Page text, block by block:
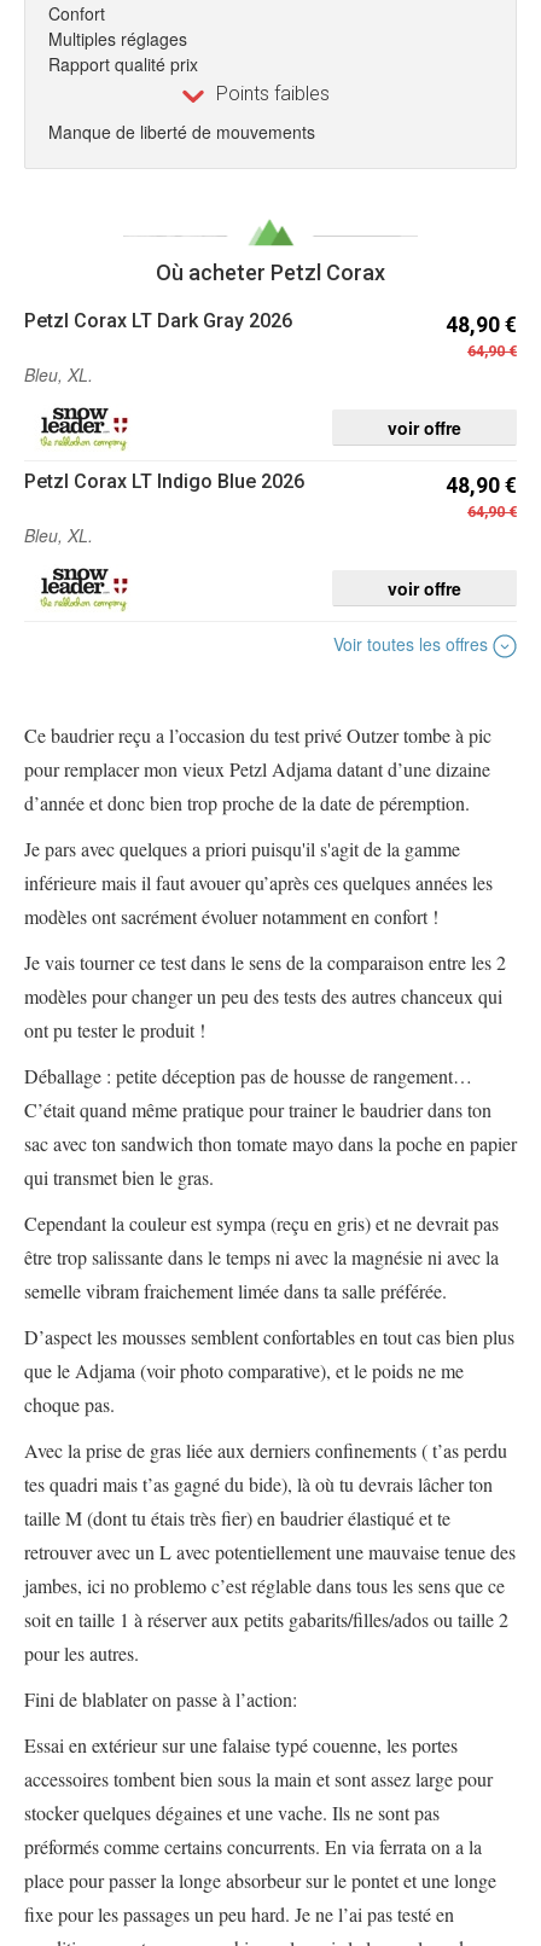
Confort
Multiples réglages
Rapport qualité prix
Points faibles
Manque de liberté de mouvements
Où acheter Petzl Corax
Petzl Corax LT Dark Gray 2026 48,90 €
64,90 €
Bleu, XL.
voir offre
Petzl Corax LT Indigo Blue 2026 48,90 €
64,90 €
Bleu, XL.
voir offre
Voir toutes les offres
Ce baudrier reçu a l’occasion du test privé Outzer tombe à pic
pour remplacer mon vieux Petzl Adjama datant d’une dizaine
d’année et donc bien trop proche de la date de péremption.
Je pars avec quelques a priori puisqu'il s'agit de la gamme
inférieure mais il faut avouer qu’après ces quelques années les
modèles ont sacrément évoluer notamment en confort !
Je vais tourner ce test dans le sens de la comparaison entre les 2
modèles pour changer un peu des tests des autres chanceux qui
ont pu tester le produit !
Déballage : petite déception pas de housse de rangement…
C’était quand même pratique pour trainer le baudrier dans ton
sac avec ton sandwich thon tomate mayo dans la poche en papier
qui transmet bien le gras.
Cependant la couleur est sympa (reçu en gris) et ne devrait pas
être trop salissante dans le temps ni avec la magnésie ni avec la
semelle vibram fraichement limée dans ta salle préférée.
D’aspect les mousses semblent confortables en tout cas bien plus
que le Adjama (voir photo comparative), et le poids ne me
choque pas.
Avec la prise de gras liée aux derniers confinements ( t’as perdu
tes quadri mais t’as gagné du bide), là où tu devrais lâcher ton
taille M (dont tu étais très fier) en baudrier élastiqué et te
retrouver avec un L avec potentiellement une mauvaise tenue des
jambes, ici no problemo c’est réglable dans tous les sens que ce
soit en taille 1 à réserver aux petits gabarits/filles/ados ou taille 2
pour les autres.
Fini de blablater on passe à l’action:
Essai en extérieur sur une falaise typé couenne, les portes
accessoires tombent bien sous la main et sont assez large pour
stocker quelques dégaines et une vache. Ils ne sont pas
préformés comme certains concurrents. En via ferrata on a la
place pour passer la longe absorbeur sur le pontet et une longe
fixe pour les passages un peu hard. Je ne l’ai pas testé en